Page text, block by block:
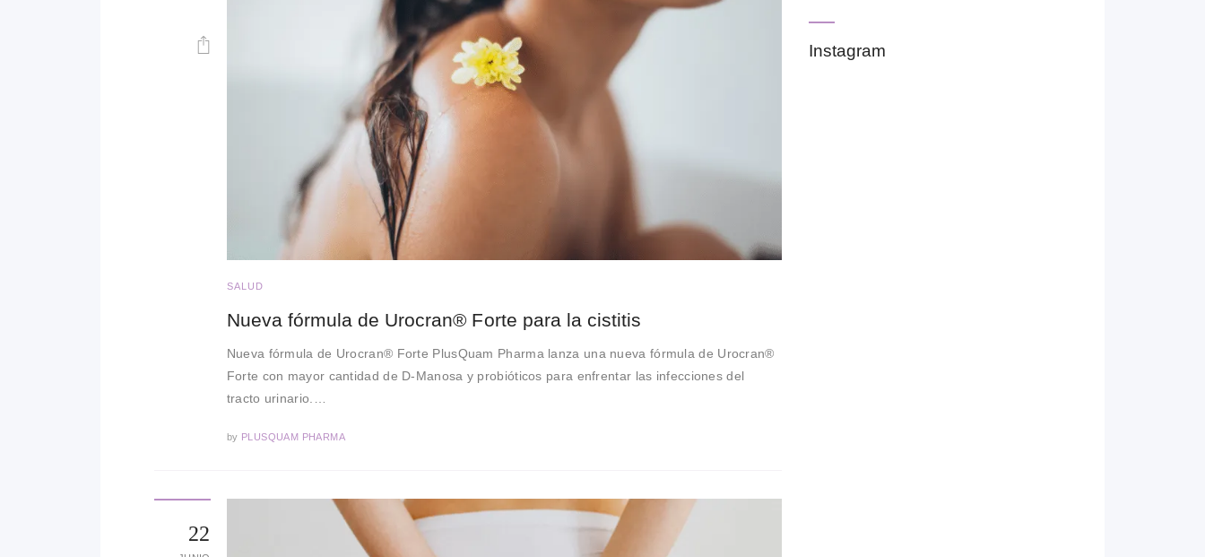
SALUD
Nueva fórmula de Urocran® Forte para la cistitis
Nueva fórmula de Urocran® Forte PlusQuam Pharma lanza una nueva fórmula de Urocran®
Forte con mayor cantidad de D-Manosa y probióticos para enfrentar las infecciones del
tracto urinario.…
by PLUSQUAM PHARMA
22
Instagram